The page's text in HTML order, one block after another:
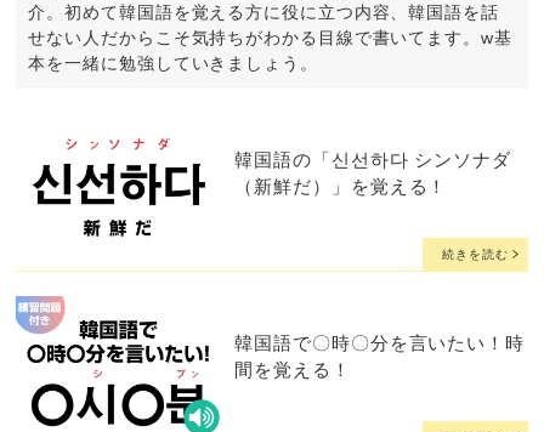
介。初めて韓国語を覚える方に役に立つ内容、韓国語を話
せない人だからこそ気持ちがわかる目線で書いてます。w基
本を一緒に勉強していきましょう。
韓国語の「신선하다 シンソナダ
（新鮮だ）」を覚える！
続きを読む
韓国語で〇時〇分を言いたい！時
間を覚える！